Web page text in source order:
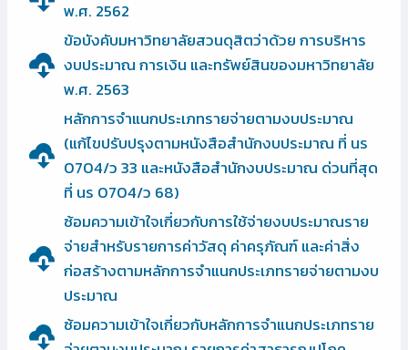
พ.ศ. 2562
ข้อบังคับมหาวิทยาลัยสวนดุสิตว่าด้วย การบริหาร
งบประมาณ การเงิน และทรัพย์สินของมหาวิทยาลัย
พ.ศ. 2563
หลักการจำแนกประเภทรายจ่ายตามงบประมาณ
(แก้ไขปรับปรุงตามหนังสือสำนักงบประมาณ ที่ นร
0704/ว 33 และหนังสือสำนักงบประมาณ ด่วนที่สุด
ที่ นร 0704/ว 68)
ซ้อมความเข้าใจเกี่ยวกับการใช้จ่ายงบประมาณราย
จ่ายสำหรับรายการค่าวัสดุ ค่าครุภัณฑ์ และค่าสิ่ง
ก่อสร้างตามหลักการจำแนกประเภทรายจ่ายตามงบ
ประมาณ
ซ้อมความเข้าใจเกี่ยวกับหลักการจำแนกประเภทราย